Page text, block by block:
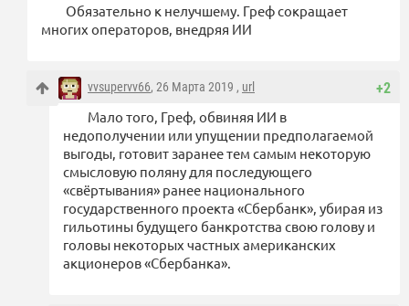
Обязательно к нелучшему. Греф сокращает
многих операторов, внедряя ИИ
+2
vvsupervv66, 26 Марта 2019 , url
Мало того, Греф, обвиняя ИИ в
недополучении или упущении предполагаемой
выгоды, готовит заранее тем самым некоторую
смысловую поляну для последующего
«свёртывания» ранее национального
государственного проекта «Сбербанк», убирая из
гильотины будущего банкротства свою голову и
головы некоторых частных американских
акционеров «Сбербанка».